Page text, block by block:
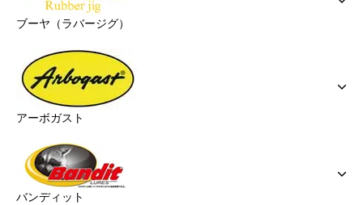
ブーヤ（ラバージグ）
アーボガスト
バンディット